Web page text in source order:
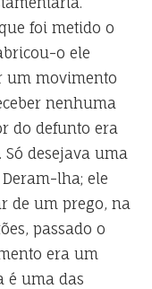
foi metido o
o ele
um movimento
nenhuma
do defunto era
desejava uma
lha; ele
de um prego, na
passado o
era um
é uma das